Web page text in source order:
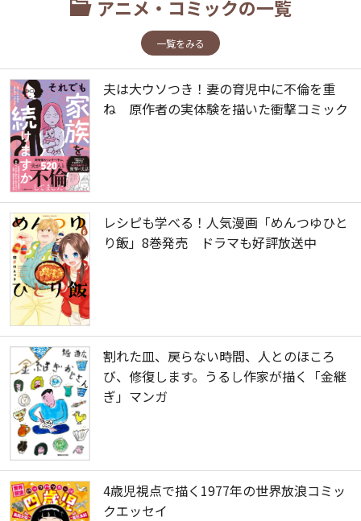
アニメ・コミックの一覧
一覧をみる
夫は大ウソつき！妻の育児中に不倫を重
ね 原作者の実体験を描いた衝撃コミック
レシピも学べる！人気漫画「めんつゆひと
り飯」8巻発売 ドラマも好評放送中
割れた皿、戻らない時間、人とのほころ
び、修復します。うるし作家が描く「金継
ぎ」マンガ
4歳児視点で描く1977年の世界放浪コミッ
クエッセイ